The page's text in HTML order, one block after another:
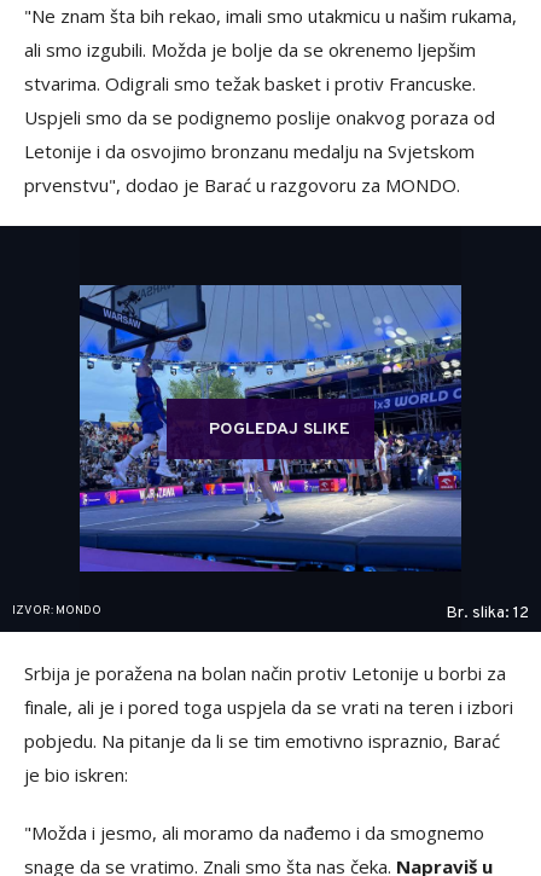
"Ne znam šta bih rekao, imali smo utakmicu u našim rukama,
ali smo izgubili. Možda je bolje da se okrenemo ljepšim
stvarima. Odigrali smo težak basket i protiv Francuske.
Uspjeli smo da se podignemo poslije onakvog poraza od
Letonije i da osvojimo bronzanu medalju na Svjetskom
prvenstvu", dodao je Barać u razgovoru za MONDO.
POGLEDAJ SLIKE
IZVOR: MONDO Br. slika: 12
Srbija je poražena na bolan način protiv Letonije u borbi za
finale, ali je i pored toga uspjela da se vrati na teren i izbori
pobjedu. Na pitanje da li se tim emotivno ispraznio, Barać
je bio iskren:
"Možda i jesmo, ali moramo da nađemo i da smognemo
snage da se vratimo. Znali smo šta nas čeka. Napraviš u